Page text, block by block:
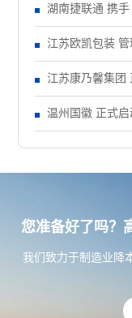
正式启动 管理
湖南捷联通 携手
江苏欧凯包装 管
江苏康乃馨集团
温州国徽 正式启
您准备好了吗？
我们致力于制造业降